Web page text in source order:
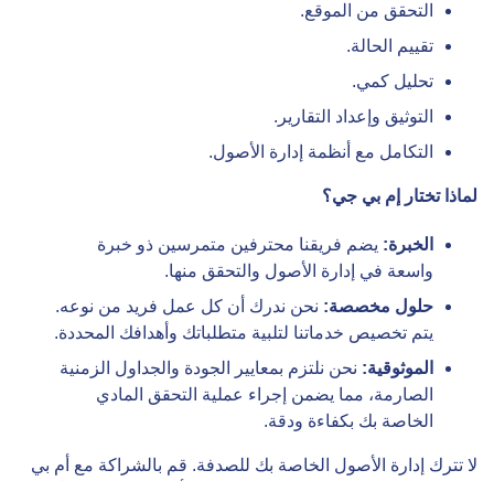
التحقق من الموقع.
تقييم الحالة.
تحليل كمي.
التوثيق وإعداد التقارير.
التكامل مع أنظمة إدارة الأصول.
لماذا تختار إم بي جي؟
الخبرة: يضم فريقنا محترفين متمرسين ذو خبرة
واسعة في إدارة الأصول والتحقق منها.
حلول مخصصة: نحن ندرك أن كل عمل فريد من نوعه.
يتم تخصيص خدماتنا لتلبية متطلباتك وأهدافك المحددة.
الموثوقية: نحن نلتزم بمعايير الجودة والجداول الزمنية
الصارمة، مما يضمن إجراء عملية التحقق المادي
الخاصة بك بكفاءة ودقة.
لا تترك إدارة الأصول الخاصة بك للصدفة. قم بالشراكة مع أم بي